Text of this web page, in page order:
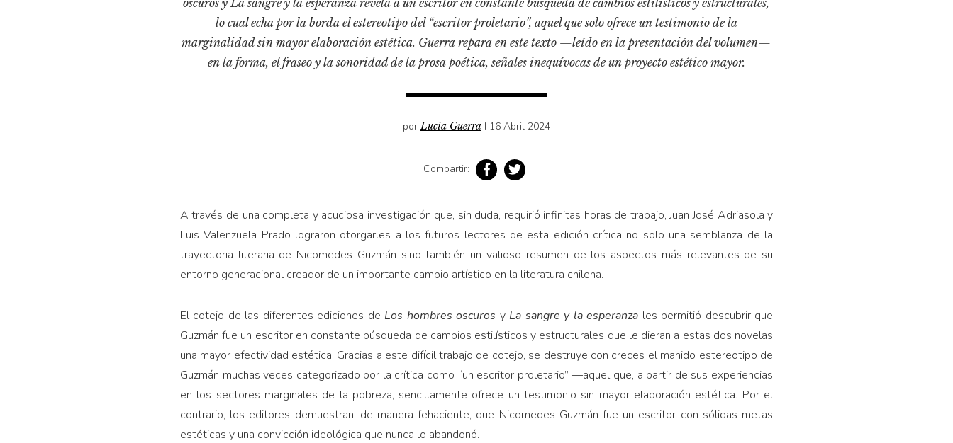
lo cual echa por la borda el estereotipo del “escritor proletario”, aquel que solo ofrece un testimonio de la
marginalidad sin mayor elaboración estética. Guerra repara en este texto —leído en la presentación del volumen—
en la forma, el fraseo y la sonoridad de la prosa poética, señales inequívocas de un proyecto estético mayor.
porLucía Guerra I 16 Abril 2024
Compartir:
A través de una completa y acuciosa investigación que, sin duda, requirió infinitas horas de trabajo, Juan José Adriasola y
Luis Valenzuela Prado lograron otorgarles a los futuros lectores de esta edición crítica no solo una semblanza de la
trayectoria literaria de Nicomedes Guzmán sino también un valioso resumen de los aspectos más relevantes de su
entorno generacional creador de un importante cambio artístico en la literatura chilena.
El cotejo de las diferentes ediciones de Los hombres oscuros y La sangre y la esperanza les permitió descubrir que
Guzmán fue un escritor en constante búsqueda de cambios estilísticos y estructurales que le dieran a estas dos novelas
una mayor efectividad estética. Gracias a este difícil trabajo de cotejo, se destruye con creces el manido estereotipo de
Guzmán muchas veces categorizado por la crítica como “un escritor proletario” —aquel que, a partir de sus experiencias
en los sectores marginales de la pobreza, sencillamente ofrece un testimonio sin mayor elaboración estética. Por el
contrario, los editores demuestran, de manera fehaciente, que Nicomedes Guzmán fue un escritor con sólidas metas
estéticas y una convicción ideológica que nunca lo abandonó.